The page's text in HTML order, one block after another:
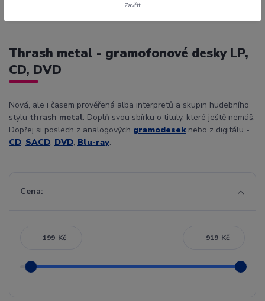
Thrash metal - gramofonové desky LP,
CD, DVD
Nová, ale i časem prověřená alba interpretů a skupin hudebního
stylu thrash metal. Doplň svou sbírku o tituly, které ještě nemáš.
Dopřej si poslech z analogových gramodeseknebo z digitálu -
CD, SACD, DVD, Blu-ray.
Cena:
Kč Kč
Zavřít